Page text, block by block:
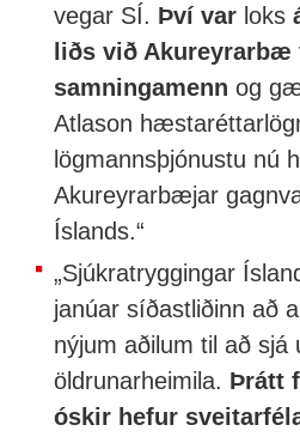
vegar SÍ. Því var loks
liðs við Akureyrarbæ
samningamenn og
Atlason
lögmannsþjónustu nú
Akureyrarbæjar
Íslands.“
„Sjúkratryggingar
janúar síðastliðinn að
nýjum aðilum til að sjá
öldrunarheimila. Þrátt
óskir hefur